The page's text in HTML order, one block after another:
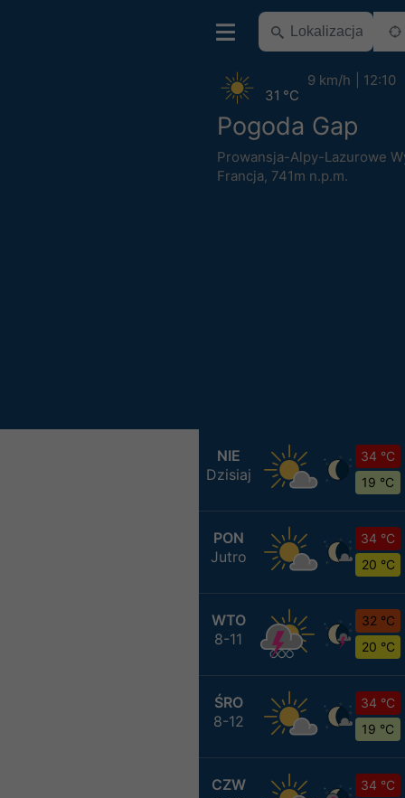
Pogoda Gap
Prowansja-Alpy-Lazurowe
Francja, 741m n.p.m.
31 °C
9 km/h 12:10
NIE
Dzisiaj
34 °C
19 °C
PON
Jutro
34 °C
20 °C
WTO
8-11
32 °C
20 °C
ŚRO
8-12
34 °C
19 °C
CZW
34 °C